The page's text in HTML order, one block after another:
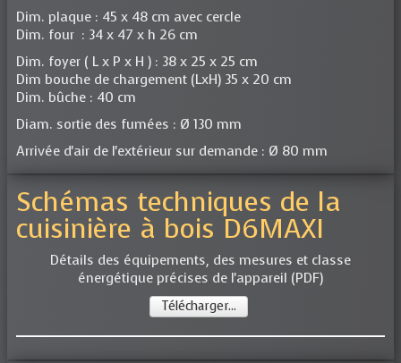
Dim. plaque : 45 x 48 cm avec cercle
Dim. four : 34 x 47 x h 26 cm
Dim. foyer ( L x P x H ) : 38 x 25 x 25 cm
Dim bouche de chargement (LxH) 35 x 20 cm
Dim. bûche : 40 cm
Diam. sortie des fumées : Ø 130 mm
Arrivée d'air de l'extérieur sur demande : Ø 80 mm
Schémas techniques de la
cuisinière à bois D6MAXI
Détails des équipements, des mesures et classe
énergétique précises de l'appareil (PDF)
Télécharger...